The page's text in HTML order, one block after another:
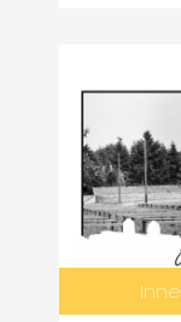
Inne